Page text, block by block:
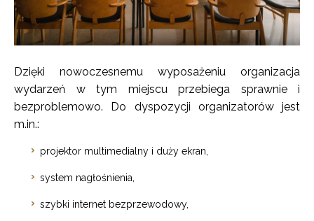
Dzięki nowoczesnemu wyposażeniu organizacja
wydarzeń w tym miejscu przebiega sprawnie i
bezproblemowo. Do dyspozycji organizatorów jest
m.in.:
projektor multimedialny i duży ekran,
system nagłośnienia,
szybki internet bezprzewodowy,